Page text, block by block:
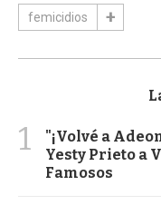
femicidios
1
"¡Volvé a
Yesty Prieto a
Famosos